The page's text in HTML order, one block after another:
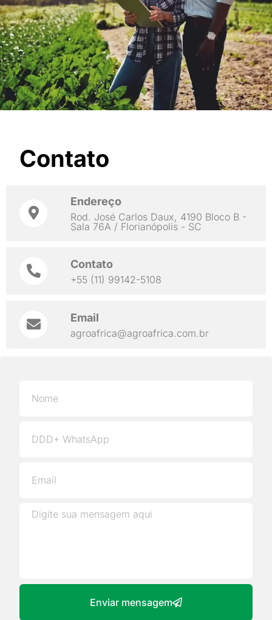
Contato
Endereço
Rod. José Carlos Daux, 4190 Bloco B -
Sala 76A / Florianópolis - SC
Contato
+55 (11) 99142-5108
Email
agroafrica@agroafrica.com.br
Enviar mensagem